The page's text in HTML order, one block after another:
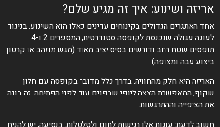
אריזה ושינוע: איך זה מגיע שלם?
אחד האתגרים הגדולים בקינוחים עדינים כאלו הוא השינוע. בניגוד
לעוגה עגולה שנכנסת לקופסה סטנדרטית, המספרים 2 ו-4
תופסים שטח רחב ודורשים בסיס יציב מאוד (מגש מוזהב או קרטון
ביצוע עבה ומצופה).
האריזה היא חלק מהחוויה. בדרך כלל מדובר בקופסה עם חלון
שקוף, המאפשרת הצצה ליופי שבפנים עוד לפני הפתיחה. זה בונה
את הציפייה וההתרגשות.